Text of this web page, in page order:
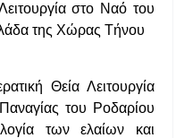
στο Ναό του
της Χώρας Τήνου
Θεία Λειτουργία
του Ροδαρίου
των ελαίων και